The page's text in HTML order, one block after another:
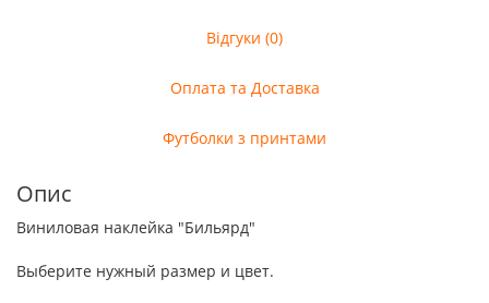
Відгуки (0)
Оплата та Доставка
Футболки з принтами
Опис
Виниловая наклейка "Бильярд"
Выберите нужный размер и цвет.